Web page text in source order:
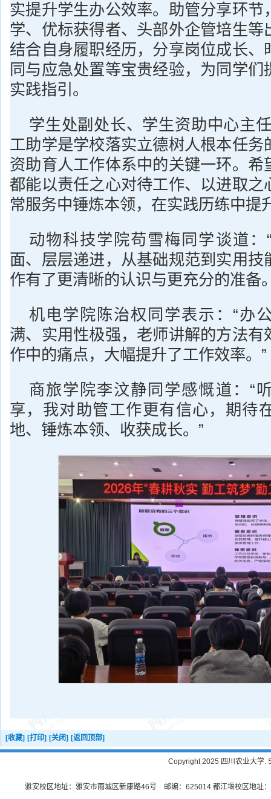
实提升学生办公效率。助管分享环节
学、优标获得者、头部外企管培生等
结合自身履职经历，分享岗位成长、
同与应急处置等宝贵经验，为同学们
实践指引。
学生处副处长、学生资助中心主
工助学是学校落实立德树人根本任务
资助育人工作体系中的关键一环。希
都能以责任之心对待工作、以进取之
常服务中锤炼本领，在实践历练中提
动物科技学院苟雪梅同学谈道：
面、层层递进，从基础规范到实用技
作有了更清晰的认识与更充分的准备
机电学院陈治权同学表示：“办
满、实用性极强，老师讲解的方法有
作中的痛点，大幅提升了工作效率。”
商旅学院李汶静同学感慨道：“
享，我对助管工作更有信心，期待
地、锤炼本领、收获成长。”
[收藏] [打印] [关闭] [返回顶部]
Copyright 2025 四川农业大学.
雅安校区地址：雅安市雨城区新康路46号 邮编：625014 都江堰校区地址